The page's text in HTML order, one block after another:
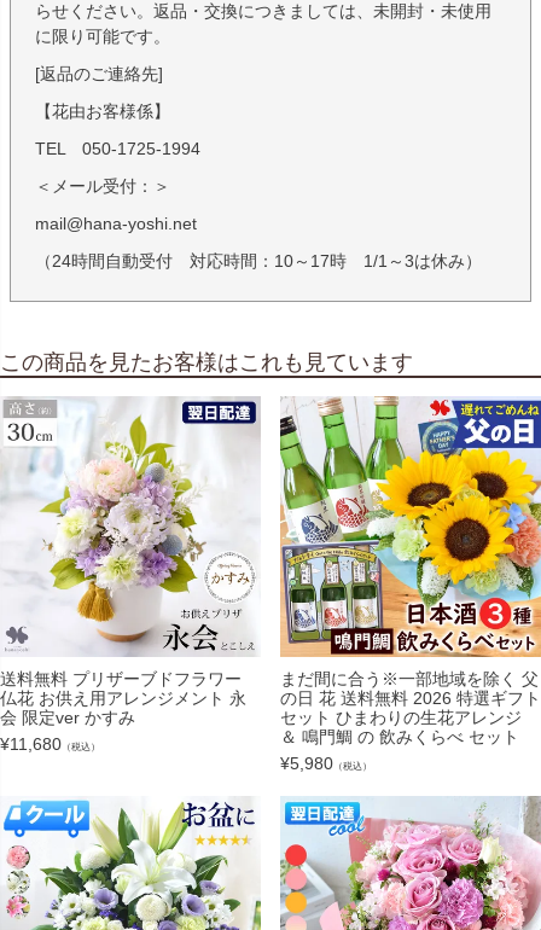
らせください。返品・交換につきましては、未開封・未使用
に限り可能です。
[返品のご連絡先]
【花由お客様係】
TEL 050-1725-1994
＜メール受付：＞
mail@hana-yoshi.net
（24時間自動受付 対応時間：10～17時 1/1～3は休み）
この商品を見たお客様はこれも見ています
送料無料 プリザーブドフラワー
仏花 お供え用アレンジメント 永
会 限定ver かすみ
¥11,680 （税込）
まだ間に合う※一部地域を除く 父
の日 花 送料無料 2026 特選ギフト
セット ひまわりの生花アレンジ
＆ 鳴門鯛 の 飲みくらべ セット
¥5,980 （税込）